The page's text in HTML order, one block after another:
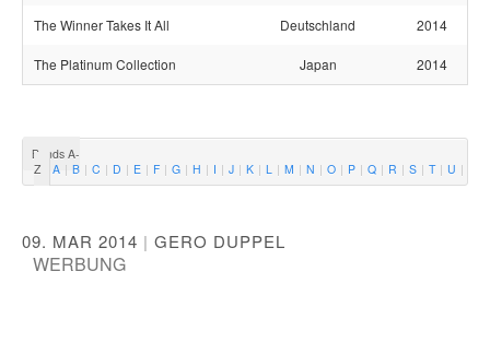
The Winner Takes It All Deutschland 2014
The Platinum Collection Japan 2014
Bands A-
Z
A B C D E F G H I J K L M N O P Q R S T U
09. MAR 2014 | GERO DUPPEL
WERBUNG